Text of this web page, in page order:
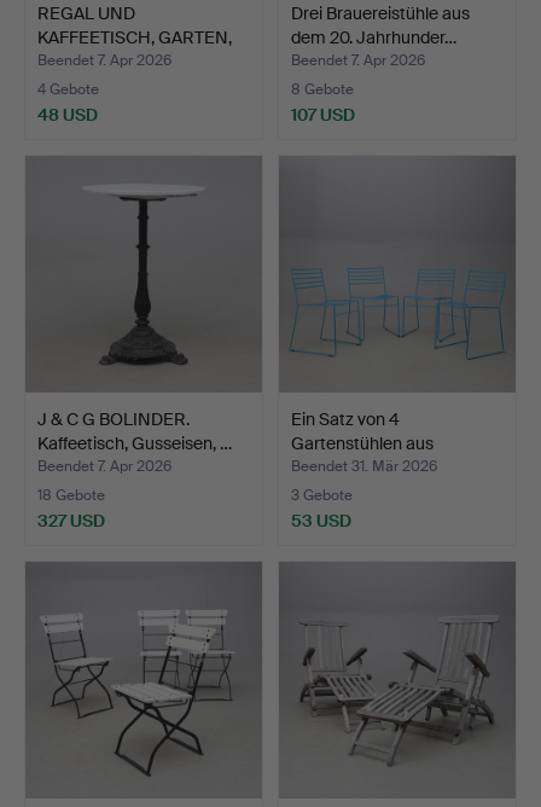
REGAL UND
KAFFEETISCH, GARTEN,
METALL/HOLZ…
Beendet 7. Apr 2026
4 Gebote
48 USD
Drei Brauereistühle aus
dem 20. Jahrhunder…
Beendet 7. Apr 2026
8 Gebote
107 USD
J & C G BOLINDER.
Kaffeetisch, Gusseisen, …
Beendet 7. Apr 2026
18 Gebote
327 USD
Ein Satz von 4
Gartenstühlen aus
lackierte…
Beendet 31. Mär 2026
3 Gebote
53 USD